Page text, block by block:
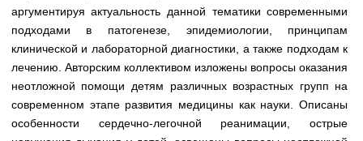
Медицинская стандартизация
Нормативы экстренной и неотложной помощи
Нормы лабораторных и инструментальных
исследований
Обратная связь
аргументируя актуальность данной тематики современными
подходами в патогенезе, эпидемиологии, принципам
клинической и лабораторной диагностики, а также подходам к
лечению. Авторским коллективом изложены вопросы оказания
неотложной помощи детям различных возрастных групп на
современном этапе развития медицины как науки. Описаны
особенности сердечно-легочной реанимации, острые